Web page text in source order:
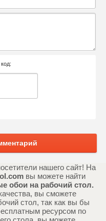
нашего сайт! На
вы можете найти
обои на рабочий стол.
вы сможете
стол, так как вы бы
ресурсом по